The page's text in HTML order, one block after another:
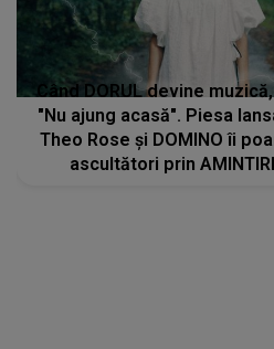
Când DORUL devine
"Nu ajung acasă". Piesa
Theo Rose și DOMINO îi
ascultători prin